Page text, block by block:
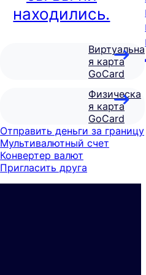
находились.
Виртуальна
я карта
GoCard
Физическа
я карта
GoCard
Отправить деньги за границу
Мультивалютный счет
Конвертер валют
Пригласить друга